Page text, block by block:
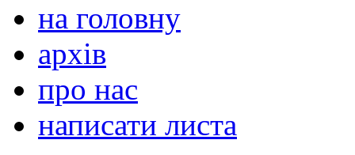
на головну
архів
про нас
написати листа